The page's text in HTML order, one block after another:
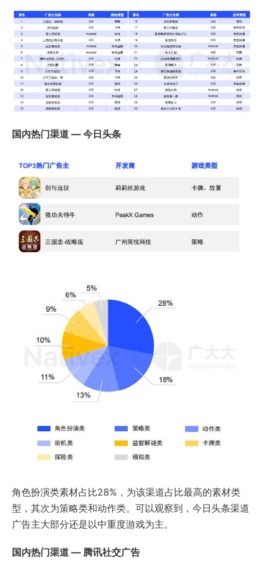
国内热门渠道 — 今日头条
角色扮演类素材占比28%，为该渠道占比最高的素材类
型，其次为策略类和动作类。可以观察到，今日头条渠道
广告主大部分还是以中重度游戏为主。
国内热门渠道 — 腾讯社交广告